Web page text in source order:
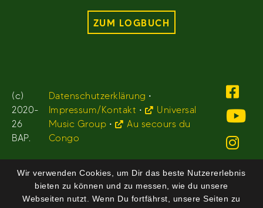
ZUM LOGBUCH
(c)
2020-
26
BAP.
Datenschutzerklärung •
Impressum/Kontakt •
Universal
Music Group •
Au secours du
Congo
Wir verwenden Cookies, um Dir das beste Nutzererlebnis
bieten zu können und zu messen, wie du unsere
Webseiten nutzt. Wenn Du fortfährst, unsere Seiten zu